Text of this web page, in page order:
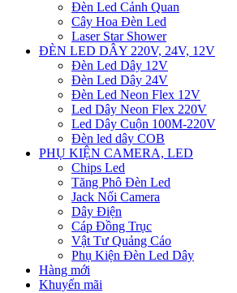
Đèn Led Cảnh Quan
Cây Hoa Đèn Led
Laser Star Shower
ĐÈN LED DÂY 220V, 24V, 12V
Đèn Led Dây 12V
Đèn Led Dây 24V
Đèn Led Neon Flex 12V
Led Dây Neon Flex 220V
Led Dây Cuộn 100M-220V
Đèn led dây COB
PHỤ KIỆN CAMERA, LED
Chips Led
Tăng Phô Đèn Led
Jack Nối Camera
Dây Điện
Cáp Đồng Trục
Vật Tư Quảng Cáo
Phụ Kiện Đèn Led Dây
Hàng mới
Khuyến mãi